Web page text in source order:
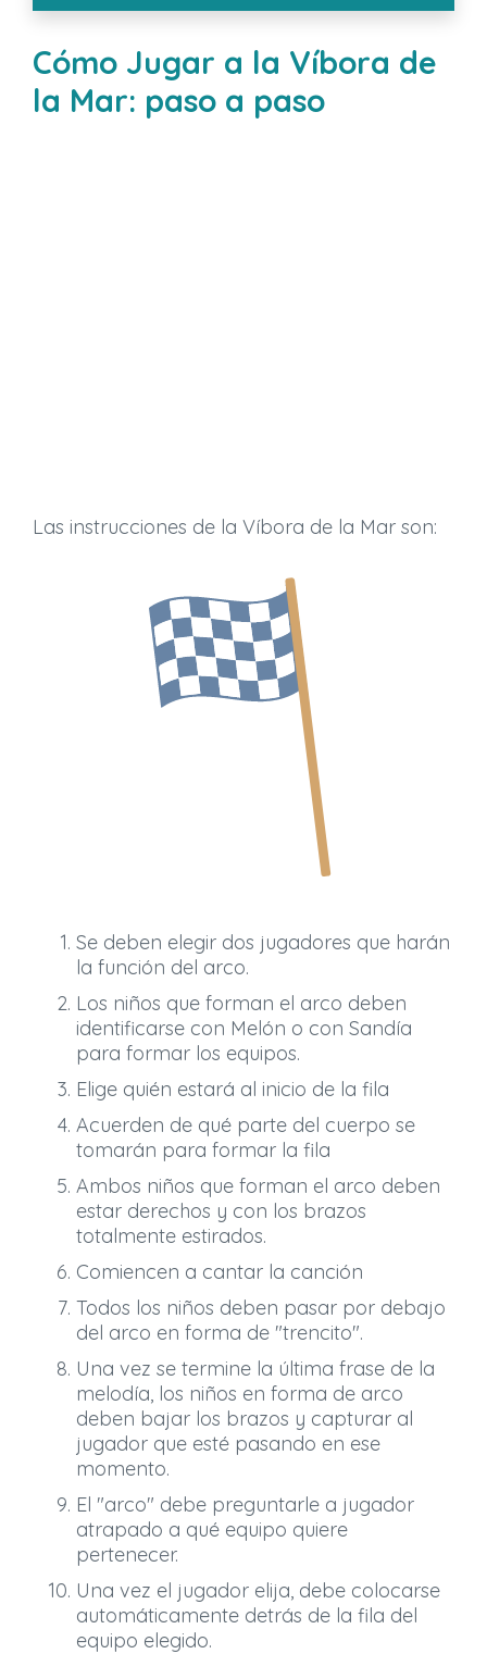
Cómo Jugar a la Víbora de
la Mar: paso a paso
Las instrucciones de la Víbora de la Mar son:
Se deben elegir dos jugadores que harán
la función del arco.
Los niños que forman el arco deben
identificarse con Melón o con Sandía
para formar los equipos.
Elige quién estará al inicio de la fila
Acuerden de qué parte del cuerpo se
tomarán para formar la fila
Ambos niños que forman el arco deben
estar derechos y con los brazos
totalmente estirados.
Comiencen a cantar la canción
Todos los niños deben pasar por debajo
del arco en forma de "trencito".
Una vez se termine la última frase de la
melodía, los niños en forma de arco
deben bajar los brazos y capturar al
jugador que esté pasando en ese
momento.
El "arco" debe preguntarle a jugador
atrapado a qué equipo quiere
pertenecer.
Una vez el jugador elija, debe colocarse
automáticamente detrás de la fila del
equipo elegido.